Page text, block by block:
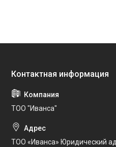
ТОО "Иванса"
ТОО «Иванса» Юридический